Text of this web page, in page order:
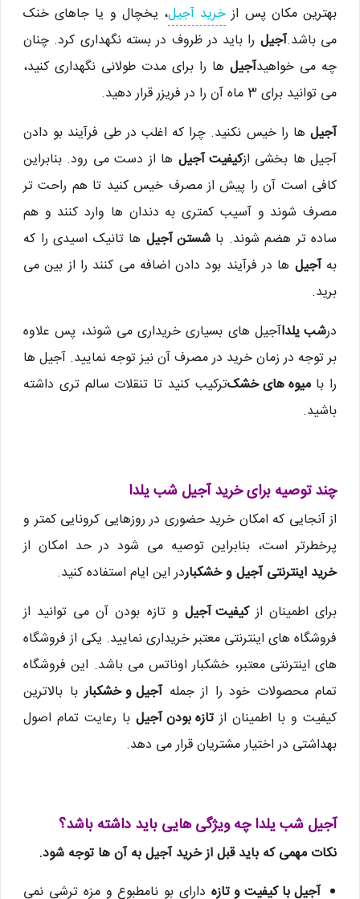
بهترین مکان پس از خرید آجیل، یخچال و یا جاهای خنک
می باشد.آجیل را باید در ظروف در بسته نگهداری کرد. چنان
چه می خواهیدآجیل ها را برای مدت طولانی نگهداری کنید،
می توانید برای 3 ماه آن را در فریزر قرار دهید.
آجیل ها را خیس نکنید. چرا که اغلب در طی فرآیند بو دادن
آجیل ها بخشی ازکیفیت آجیل ها از دست می رود. بنابراین
کافی است آن را پیش از مصرف خیس کنید تا هم راحت تر
مصرف شوند و آسیب کمتری به دندان ها وارد کنند و هم
ساده تر هضم شوند. باشستن آجیل ها تانیک اسیدی را که
بهآجیل ها در فرآیند بود دادن اضافه می کنند را از بین می
برید.
درشب یلداآجیل های بسیاری خریداری می شوند، پس علاوه
بر توجه در زمان خرید در مصرف آن نیز توجه نمایید. آجیل ها
را بامیوه های خشکترکیب کنید تا تنقلات سالم تری داشته
باشید.
چند توصیه برای خرید آجیل شب یلدا
از آنجایی که امکان خرید حضوری در روزهایی کرونایی کمتر و
پرخطرتر است، بنابراین توصیه می شود در حد امکان از
خرید اینترنتی آجیل و خشکباردر این ایام استفاده کنید.
برای اطمینان ازکیفیت آجیل و تازه بودن آن می توانید از
فروشگاه های اینترنتی معتبر خریداری نمایید. یکی از فروشگاه
های اینترنتی معتبر، خشکبار اوناتس می باشد. این فروشگاه
تمام محصولات خود را از جملهآجیل و خشکباربا بالاترین
کیفیت و با اطمینان از تازه بودن آجیل با رعایت تمام اصول
بهداشتی در اختیار مشتریان قرار می دهد.
آجیل شب یلدا چه ویژگی هایی باید داشته باشد؟
نکات مهمی که باید قبل از خرید آجیل به آن ها توجه شود.
آجیل با کیفیت و تازه دارای بو نامطبوع و مزه ترشی نمی